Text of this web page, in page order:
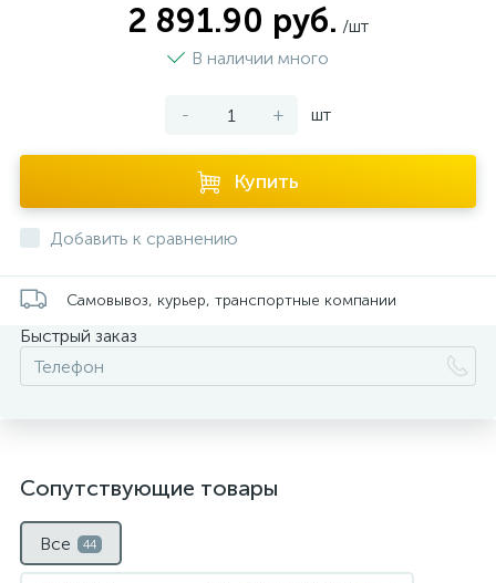
2 891.90 руб. /шт
В наличии много
- + шт
Купить
Добавить к сравнению
Самовывоз, курьер, транспортные компании
Быстрый заказ
Сопутствующие товары
Все 44